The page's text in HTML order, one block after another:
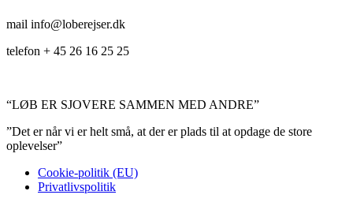
mail info@loberejser.dk
telefon + 45 26 16 25 25
“LØB ER SJOVERE SAMMEN MED ANDRE”
”Det er når vi er helt små, at der er plads til at opdage de store
oplevelser”
Cookie-politik (EU)
Privatlivspolitik